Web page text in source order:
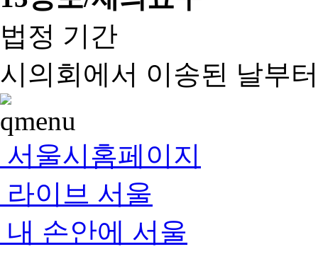
법정 기간
시의회에서 이송된 날부
서울시홈페이지
라이브 서울
내 손안에 서울